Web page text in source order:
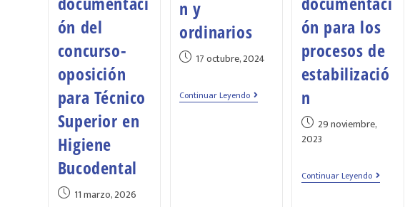
ón del
concurso-
oposición
para Técnico
Superior en
Higiene
Bucodental
11 marzo, 2026
n y
ordinarios
17 octubre, 2024
Continuar Leyendo
ón para los
procesos de
estabilizació
n
29 noviembre,
2023
Continuar Leyendo